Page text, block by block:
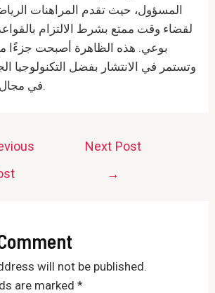
المسؤول، حيث تقدم المراهنات
لقضاء وقت ممتع بشرط الالتزام
بوعي. هذه الظاهرة أصبحت جزءًا من
وتستمر في الانتشار بفضل التكنولوجيا
في مجال الألعاب الرياضية.
Next Post
→
will not be published.
are marked *